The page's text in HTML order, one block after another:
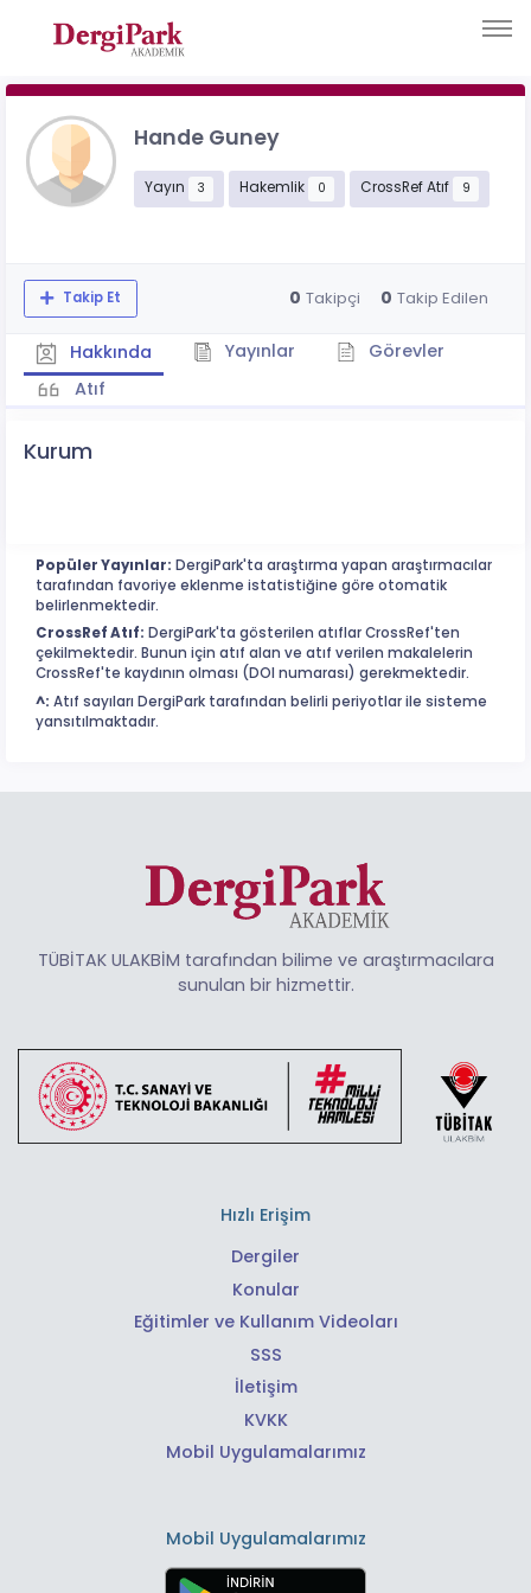
Hande Guney
Yayın 3 Hakemlik 0 CrossRef Atıf 9
Takip Et 0 Takipçi 0 Takip Edilen
Hakkında Yayınlar
Görevler
Atıf
Kurum
Popüler Yayınlar: DergiPark'ta araştırma yapan araştırmacılar
tarafından favoriye eklenme istatistiğine göre otomatik
belirlenmektedir.
CrossRef Atıf: DergiPark'ta gösterilen atıflar CrossRef'ten
çekilmektedir. Bunun için atıf alan ve atıf verilen makalelerin
CrossRef'te kaydının olması (DOI numarası) gerekmektedir.
^: Atıf sayıları DergiPark tarafından belirli periyotlar ile sisteme
yansıtılmaktadır.
TÜBİTAK ULAKBİM tarafından bilime ve araştırmacılara
sunulan bir hizmettir.
Hızlı Erişim
Dergiler
Konular
Eğitimler ve Kullanım Videoları
SSS
İletişim
KVKK
Mobil Uygulamalarımız
Mobil Uygulamalarımız